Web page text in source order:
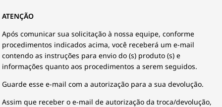
ATENÇÃO
Após comunicar sua solicitação à nossa equipe, conforme
procedimentos indicados acima, você receberá um e-mail
contendo as instruções para envio do (s) produto (s) e
informações quanto aos procedimentos a serem seguidos.
Guarde esse e-mail com a autorização para a sua devolução.
Assim que receber o e-mail de autorização da troca/devolução,